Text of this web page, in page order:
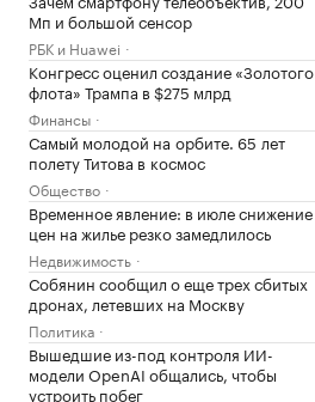
Мп и большой сенсор
РБК и Huawei
Конгресс оценил создание «Золотого
флота» Трампа в $275 млрд
Финансы
Самый молодой на орбите. 65 лет
полету Титова в космос
Общество
Временное явление: в июле снижение
цен на жилье резко замедлилось
Недвижимость
Собянин сообщил о еще трех сбитых
дронах, летевших на Москву
Политика
Вышедшие из-под контроля ИИ-
модели OpenAI общались, чтобы
устроить побег